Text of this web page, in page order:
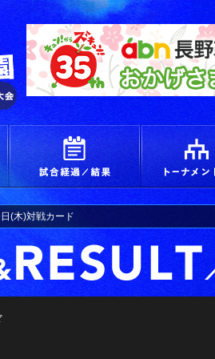
燃えろ！青春 つかめ甲子園
動画 試合経過＆結果
(木)対戦カード